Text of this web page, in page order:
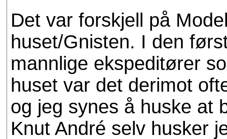
Det var forskjell på
huset/Gnisten. I den
mannlige ekspeditører
huset var det derimot
og jeg synes å huske at
Knut André selv husker